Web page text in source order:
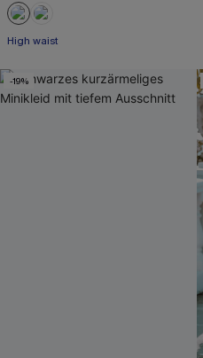
High waist
-19%